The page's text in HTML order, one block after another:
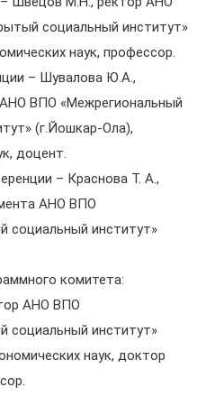
социальный институт»
наук, профессор.
– Шувалова Ю.А.,
ВПО «Межрегиональный
(г.Йошкар-Ола),
доцент.
– Краснова Т. А.,
АНО ВПО
социальный институт»
комитета:
АНО ВПО
социальный институт»
наук, доктор